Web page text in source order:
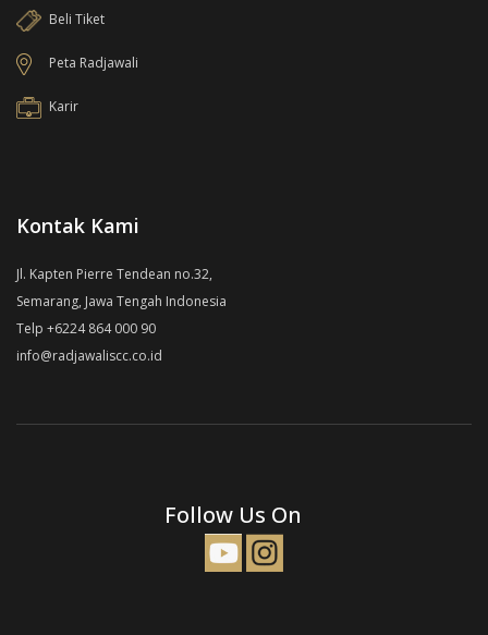
Beli Tiket
Peta Radjawali
Karir
Kontak Kami
Jl. Kapten Pierre Tendean no.32,
Semarang, Jawa Tengah Indonesia
Telp +6224 864 000 90
info@radjawaliscc.co.id
Follow Us On